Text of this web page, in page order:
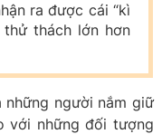
ra được cái “kì
thách lớn hơn
những người nắm giữ
với những đối tượng